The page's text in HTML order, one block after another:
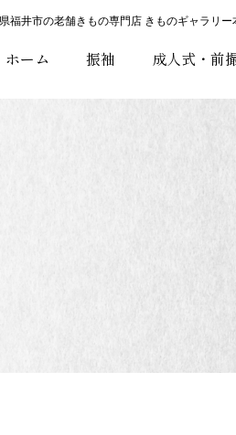
福井市の老舗きもの専門店 きものギャラリ
ホーム 振袖 成人式・前